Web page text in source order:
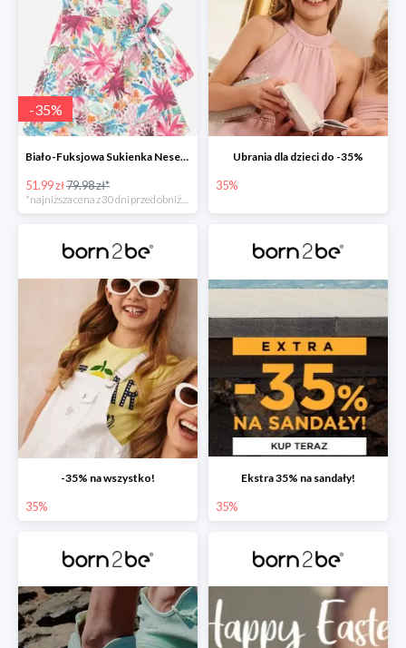
-35%
Biało-Fuksjowa Sukienka Nesenia
51.99 zł79.98 zł*
Ubrania dla dzieci do -35%
35%
-35% na wszystko!
35%
Ekstra 35% na sandały!
35%